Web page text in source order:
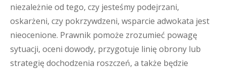
niezależnie od tego, czy jesteśmy podejrzani,
oskarżeni, czy pokrzywdzeni, wsparcie adwokata jest
nieocenione. Prawnik pomoże zrozumieć powagę
sytuacji, oceni dowody, przygotuje linię obrony lub
strategię dochodzenia roszczeń, a także będzie